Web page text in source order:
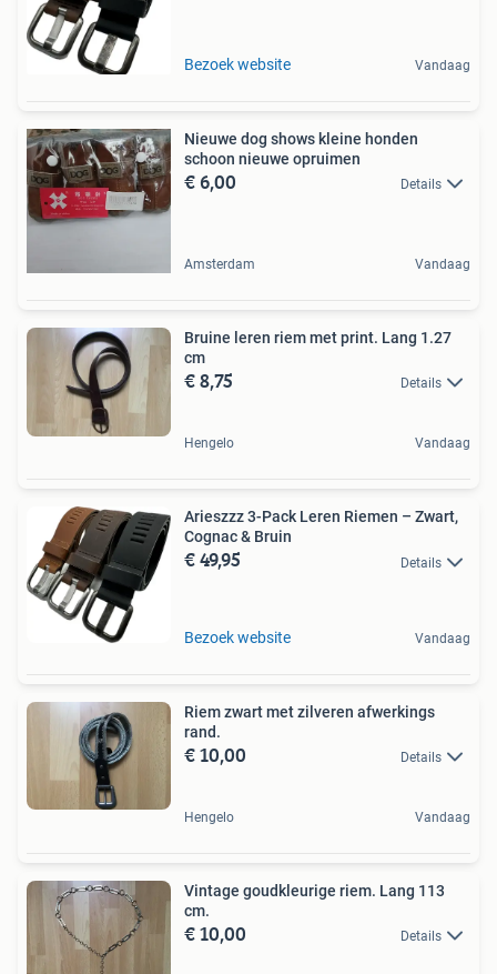
Bezoek website Vandaag
Nieuwe dog shows kleine honden
schoon nieuwe opruimen
€ 6,00 Details
Amsterdam Vandaag
Bruine leren riem met print. Lang 1.27
cm
€ 8,75 Details
Hengelo Vandaag
Arieszzz 3-Pack Leren Riemen – Zwart,
Cognac & Bruin
€ 49,95 Details
Bezoek website Vandaag
Riem zwart met zilveren afwerkings
rand.
€ 10,00 Details
Hengelo Vandaag
Vintage goudkleurige riem. Lang 113
cm.
€ 10,00 Details